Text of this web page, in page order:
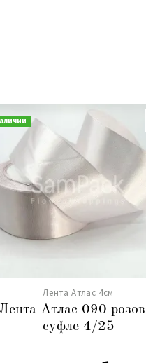
Лента Атлас 4см
Атлас 090
суфле 4/25